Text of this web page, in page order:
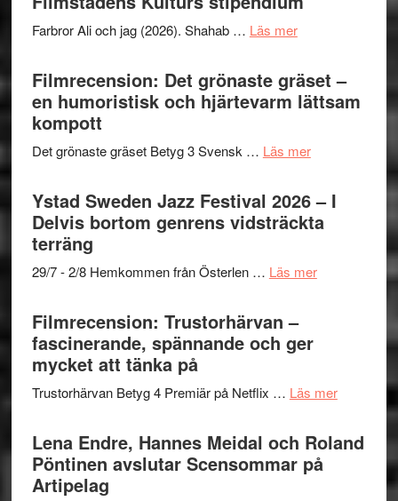
to
Believe
Vrach
Frankenshtey
med
Mulder
och
Dana
presenterar
19
titlar
i
Farbror Ali och jag (2026). Shahab … Läs merom
Shahab
Mehrabi
till
Kulturs
Filmrecension: Det grönaste gräset –
en humoristisk och hjärtevarm lättsam
kompott
Det grönaste gräset Betyg 3 Svensk … Läs merom
Det
grönaste
gräset
en
hjärtevarm
Ystad Sweden Jazz Festival 2026 – I
Delvis bortom genrens vidsträckta
terräng
29/7 - 2/8 Hemkommen från Österlen … Läs merom
–
Delvis
bortom
Filmrecension: Trustorhärvan –
fascinerande, spännande och ger
mycket att tänka på
Trustorhärvan Betyg 4 Premiär på Netflix … Läs merom
–
Lena Endre, Hannes Meidal och Roland
Pöntinen avslutar Scensommar på
Artipelag